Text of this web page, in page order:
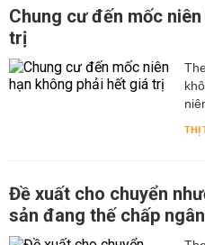
Chung cư đến mốc
trị
THỊ
Đề xuất cho chuyển
sản đang thế chấp